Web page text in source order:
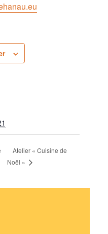
Atelier « Cuisine de
Noël »